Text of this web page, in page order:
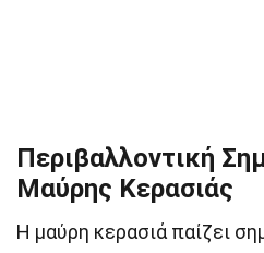
Περιβαλλοντική
Μαύρης Κερασιάς
Η μαύρη κερασιά παίζει